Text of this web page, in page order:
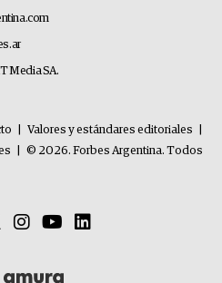
Media SA.
Valores y estándares editoriales
© 2026. Forbes Argentina. Todos